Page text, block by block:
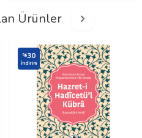
Ürünler
%30
İndirim